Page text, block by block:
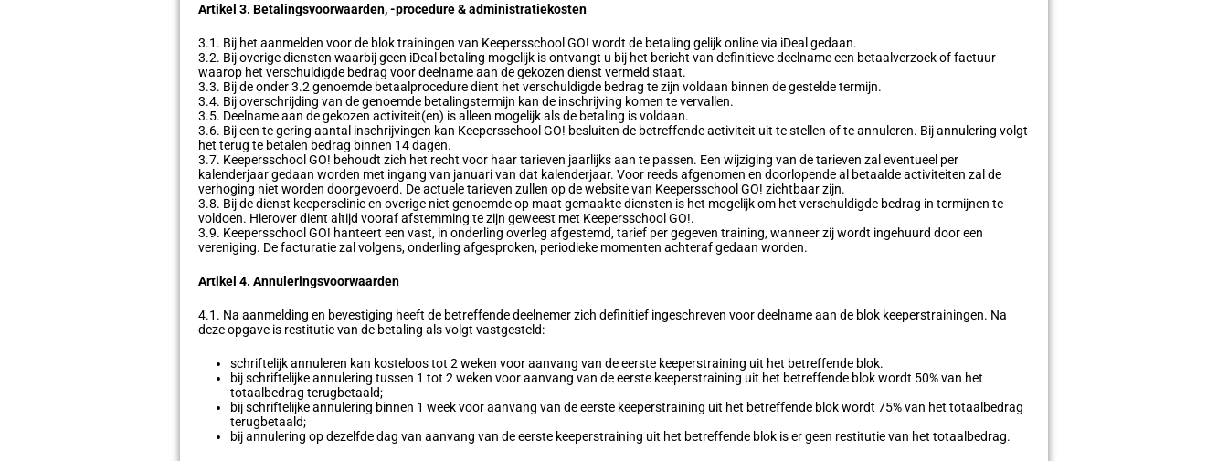
Artikel 3. Betalingsvoorwaarden, -procedure & administratiekosten
3.1. Bij het aanmelden voor de blok trainingen van Keepersschool GO! wordt de betaling gelijk online via iDeal gedaan.
3.2. Bij overige diensten waarbij geen iDeal betaling mogelijk is ontvangt u bij het bericht van definitieve deelname een betaalverzoek of factuur
waarop het verschuldigde bedrag voor deelname aan de gekozen dienst vermeld staat.
3.3. Bij de onder 3.2 genoemde betaalprocedure dient het verschuldigde bedrag te zijn voldaan binnen de gestelde termijn.
3.4. Bij overschrijding van de genoemde betalingstermijn kan de inschrijving komen te vervallen.
3.5. Deelname aan de gekozen activiteit(en) is alleen mogelijk als de betaling is voldaan.
3.6. Bij een te gering aantal inschrijvingen kan Keepersschool GO! besluiten de betreffende activiteit uit te stellen of te annuleren. Bij annulering volgt
het terug te betalen bedrag binnen 14 dagen.
3.7. Keepersschool GO! behoudt zich het recht voor haar tarieven jaarlijks aan te passen. Een wijziging van de tarieven zal eventueel per
kalenderjaar gedaan worden met ingang van januari van dat kalenderjaar. Voor reeds afgenomen en doorlopende al betaalde activiteiten zal de
verhoging niet worden doorgevoerd. De actuele tarieven zullen op de website van Keepersschool GO! zichtbaar zijn.
3.8. Bij de dienst keepersclinic en overige niet genoemde op maat gemaakte diensten is het mogelijk om het verschuldigde bedrag in termijnen te
voldoen. Hierover dient altijd vooraf afstemming te zijn geweest met Keepersschool GO!.
3.9. Keepersschool GO! hanteert een vast, in onderling overleg afgestemd, tarief per gegeven training, wanneer zij wordt ingehuurd door een
vereniging. De facturatie zal volgens, onderling afgesproken, periodieke momenten achteraf gedaan worden.
Artikel 4. Annuleringsvoorwaarden
4.1. Na aanmelding en bevestiging heeft de betreffende deelnemer zich definitief ingeschreven voor deelname aan de blok keeperstrainingen. Na
deze opgave is restitutie van de betaling als volgt vastgesteld:
schriftelijk annuleren kan kosteloos tot 2 weken voor aanvang van de eerste keeperstraining uit het betreffende blok.
bij schriftelijke annulering tussen 1 tot 2 weken voor aanvang van de eerste keeperstraining uit het betreffende blok wordt 50% van het
totaalbedrag terugbetaald;
bij schriftelijke annulering binnen 1 week voor aanvang van de eerste keeperstraining uit het betreffende blok wordt 75% van het totaalbedrag
terugbetaald;
bij annulering op dezelfde dag van aanvang van de eerste keeperstraining uit het betreffende blok is er geen restitutie van het totaalbedrag.